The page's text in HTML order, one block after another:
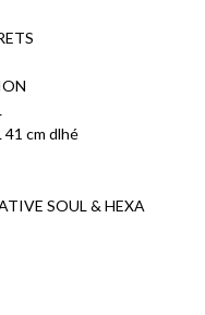
cm dlhé
SOUL & HEXA